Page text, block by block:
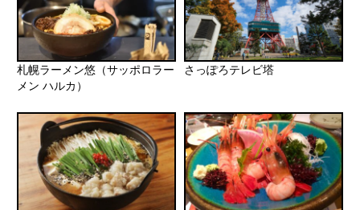
札幌ラーメン悠（サッポロラー
メン ハルカ）
さっぽろテレビ塔